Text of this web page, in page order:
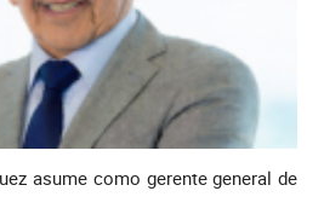
asume como gerente general de